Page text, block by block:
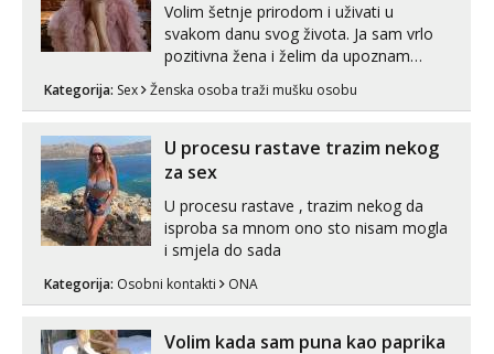
Volim šetnje prirodom i uživati u
svakom danu svog života. Ja sam vrlo
pozitivna žena i želim da upoznam
može i nešto više.💋🌺 Klikni na link
Kategorija: Sex Ženska osoba traži mušku osobu
U procesu rastave trazim nekog
za sex
U procesu rastave , trazim nekog da
isproba sa mnom ono sto nisam mogla
i smjela do sada
Kategorija: Osobni kontakti ONA
Volim kada sam puna kao paprika